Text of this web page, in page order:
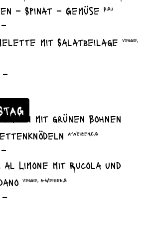
– Spinat – Gemüse
D,G,I
mit Salatbeilage
veggie,
mit grünen Bohnen
A-Weizen,C,G
al Limone mit Rucola und
veggie, A-Weizen,G